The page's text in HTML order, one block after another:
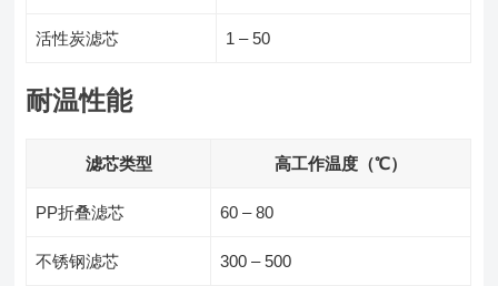
活性炭滤芯 1 – 50
耐温性能
滤芯类型 高工作温度（℃）
PP折叠滤芯 60 – 80
不锈钢滤芯 300 – 500